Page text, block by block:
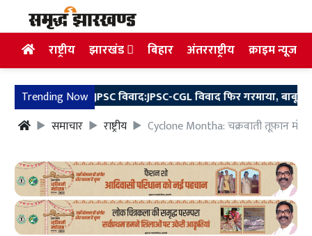
राष्ट्रीय झारखंड बिहार अंतरराष्ट्रीय क्राइम न्यूज
Trending NowJPSC विवाद:JPSC-CGL विवाद फिर गरमाया, बाबूलाल
समाचार
राष्ट्रीय Cyclone Montha: चक्रवाती तूफ़ान